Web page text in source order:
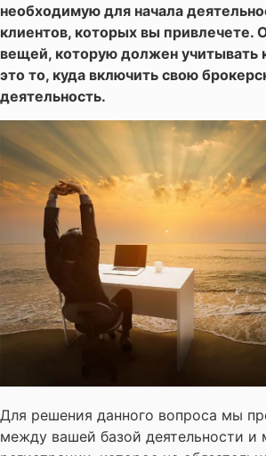
необходимую для начала
клиентов, которых вы привлечете.
вещей, которую должен учитывать
это то, куда включить свою
деятельность.
Для решения данного вопроса мы
между вашей базой деятельности и